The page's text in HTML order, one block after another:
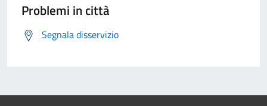
Problemi in città
Segnala disservizio